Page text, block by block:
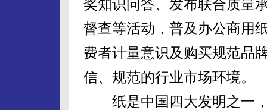
奖知识问答、发布联合质量
督查等活动，普及办公商用
费者计量意识及购买规范品
信、规范的行业市场环境。
纸是中国四大发明之一，